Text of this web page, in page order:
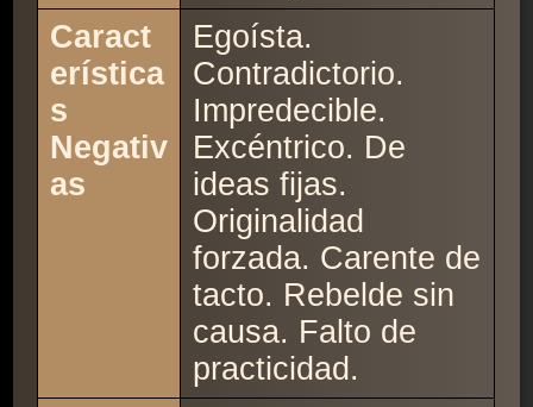
Caract
erística
s
Negativ
as
Egoísta.
Contradictorio.
Impredecible.
Excéntrico. De
ideas fijas.
Originalidad
forzada. Carente de
tacto. Rebelde sin
causa. Falto de
practicidad.